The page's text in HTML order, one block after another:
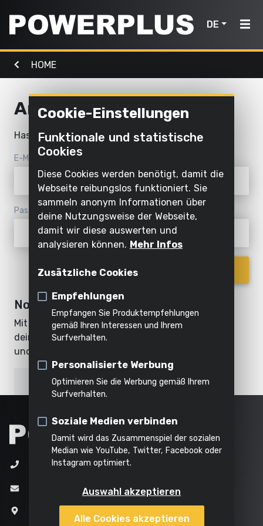
DE
Elektrowerkzeuge
und
bohren
Sägen und
ablängen
Schleifen
Schleifen
Alle
Werkzeuge
Außenreinigung
Mähen
und
Sägen
Rasen
und
Boden
Häckseln
Alle
Gartengeräte
Licht &
Wasser
Wasser
Aufpumpen
und
ablassen
Pumpen
Alles in
dieser
HOME
Home
Produkte
Elektrowerkzeuge
Gartenmaschinen
Luft,
Licht
Wasser
Produkte
Inspiration
Powerplus
registrieren
Anmelden
Hast du schon ein Powerplus-Konto?
E-Mail
Passwort
Passwort vergessen?
Noch kein Benutzerkonto?
Mit deinem eigenen Powerplus-Konto kannst du
deine Produkte registrieren, Geschenke bestellen
und an Aktionen teilnehmen.
Ein neues Benutzerkonto erstellen
+32 (0)3 292 92 92
info@varo.com
Joseph Van Instraat 9
Cookie-Einstellungen
Funktionale und statistische
Cookies
Diese Cookies werden benötigt, damit die
Webseite reibungslos funktioniert. Sie
sammeln anonym Informationen über
deine Nutzungsweise der Webseite,
damit wir diese auswerten und
analysieren können. Mehr Infos
Zusätzliche Cookies
Empfehlungen
Empfangen Sie Produktempfehlungen
gemäß Ihren Interessen und Ihrem
Surfverhalten.
Personalisierte Werbung
Optimieren Sie die Werbung gemäß Ihrem
Surfverhalten.
Soziale Medien verbinden
Damit wird das Zusammenspiel der sozialen
Median wie YouTube, Twitter, Facebook oder
Instagram optimiert.
Auswahl akzeptieren
Alle Cookies akzeptieren